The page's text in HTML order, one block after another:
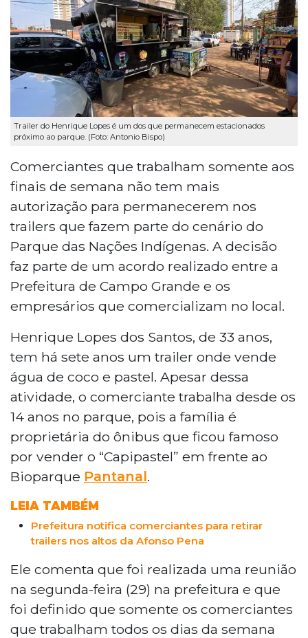
Trailer do Henrique Lopes é um dos que permanecem estacionados
próximo ao parque. (Foto: Antonio Bispo)
Comerciantes que trabalham somente aos
finais de semana não tem mais
autorização para permanecerem nos
trailers que fazem parte do cenário do
Parque das Nações Indígenas. A decisão
faz parte de um acordo realizado entre a
Prefeitura de Campo Grande e os
empresários que comercializam no local.
Henrique Lopes dos Santos, de 33 anos,
tem há sete anos um trailer onde vende
água de coco e pastel. Apesar dessa
atividade, o comerciante trabalha desde os
14 anos no parque, pois a família é
proprietária do ônibus que ficou famoso
por vender o “Capipastel” em frente ao
Bioparque Pantanal.
LEIA TAMBÉM
Prefeitura notifica comerciantes para retirar
trailers nos altos da Afonso Pena
Ele comenta que foi realizada uma reunião
na segunda-feira (29) na prefeitura e que
foi definido que somente os comerciantes
que trabalham todos os dias da semana